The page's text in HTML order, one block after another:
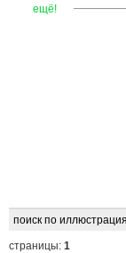
ещё! ———
поиск по
страницы: 1